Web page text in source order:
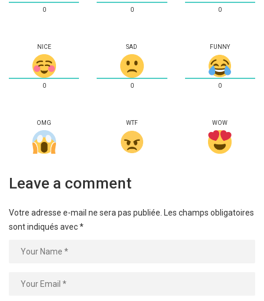
0
NICE
0
SAD
0
FUNNY
0
OMG
0
WTF
0
WOW
Leave a comment
Votre adresse e-mail ne sera pas publiée. Les champs obligatoires
sont indiqués avec*